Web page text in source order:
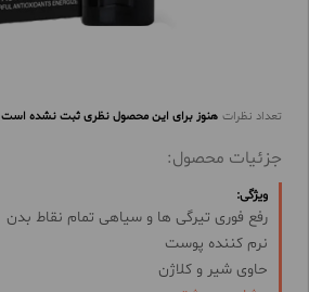
تعداد نظرات هنوز برای این محصول نظری ثبت نشده است
جزئیات محصول:
ویژگی:
رفع فوری تیرگی ها و سیاهی تمام نقاط بدن
نرم کننده پوست
حاوی شیر و کلاژن